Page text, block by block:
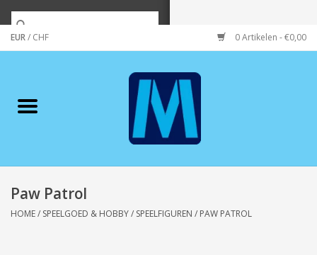
EUR/ CHF 0 Artikelen - €0,00
Merken
Wonen/koken/huishouden
Paw Patrol
HOME/ SPEELGOED & HOBBY/ SPEELFIGUREN / PAW PATROL